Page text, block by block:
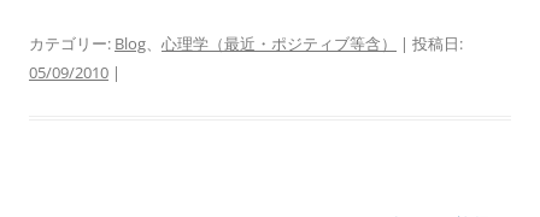
カテゴリー: Blog、 心理学（最近・ポジティブ等含）
| 投稿日:
05/09/2010 |